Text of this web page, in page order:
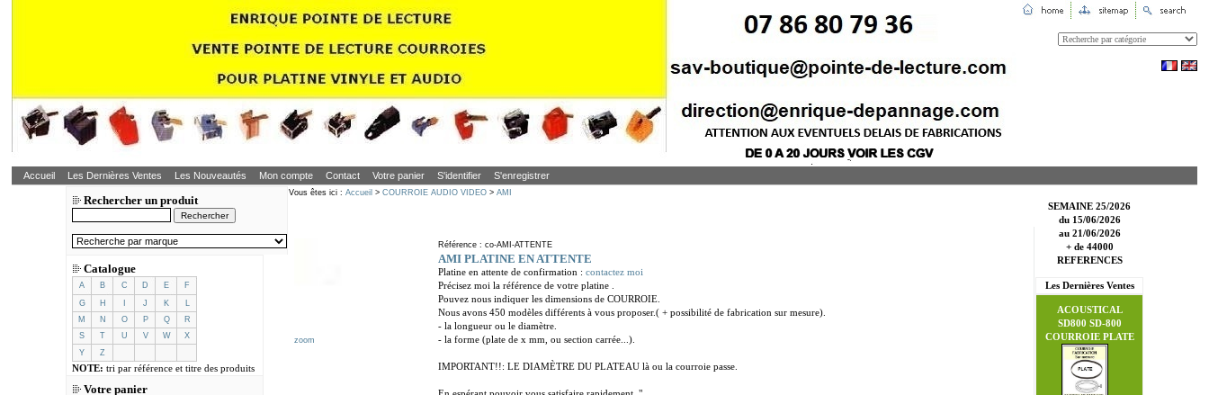
Accueil Les Dernières Ventes Les Nouveautés Mon compte Contact Votre panier S'identifier S'enregistrer
Rechercher un produit
Catalogue
A B C D E
F
G
H J K
L
M
N O P Q
R
S
T U V W
X
Y
Z
NOTE: tri par référence et titre des produits
Votre panier
Vous êtes ici : Accueil > COURROIE AUDIO VIDEO > AMI
zoom
Référence : co-AMI-ATTENTE
AMI PLATINE EN ATTENTE
Platine en attente de confirmation : contactez moi
Précisez moi la référence de votre platine .
Pouvez nous indiquer les dimensions de COURROIE.
Nous avons 450 modèles différents à vous proposer.( + possibilité de fabrication sur mesure).
- la longueur ou le diamètre.
- la forme (plate de x mm, ou section carrée...).
IMPORTANT!!: LE DIAMÈTRE DU PLATEAU là ou la courroie passe.
SEMAINE 25/2026
du 15/06/2026
au 21/06/2026
+ de 44000
REFERENCES
Les Dernières Ventes
ACOUSTICAL
SD800 SD-800
COURROIE PLATE